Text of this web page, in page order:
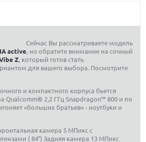
Сейчас Вы рассматриваете модель
active, но обратите внимание на сочный
Z, который готов стать
для вашего выбора. Посмотрите
и компактного корпуса бьется
Qualcomm® 2,2 ГГц Snapdragon™ 800 и по
«больших братьев» - ноутбуки и
камера 5 МПикс с
( 84°) Задняя камера 13 МПикс